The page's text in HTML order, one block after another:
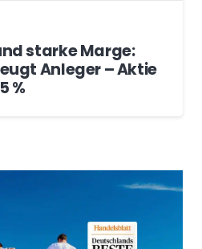
starke Marge:
Anleger – Aktie
%